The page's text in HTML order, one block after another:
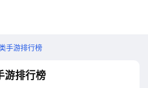
手游排行榜
游排行榜